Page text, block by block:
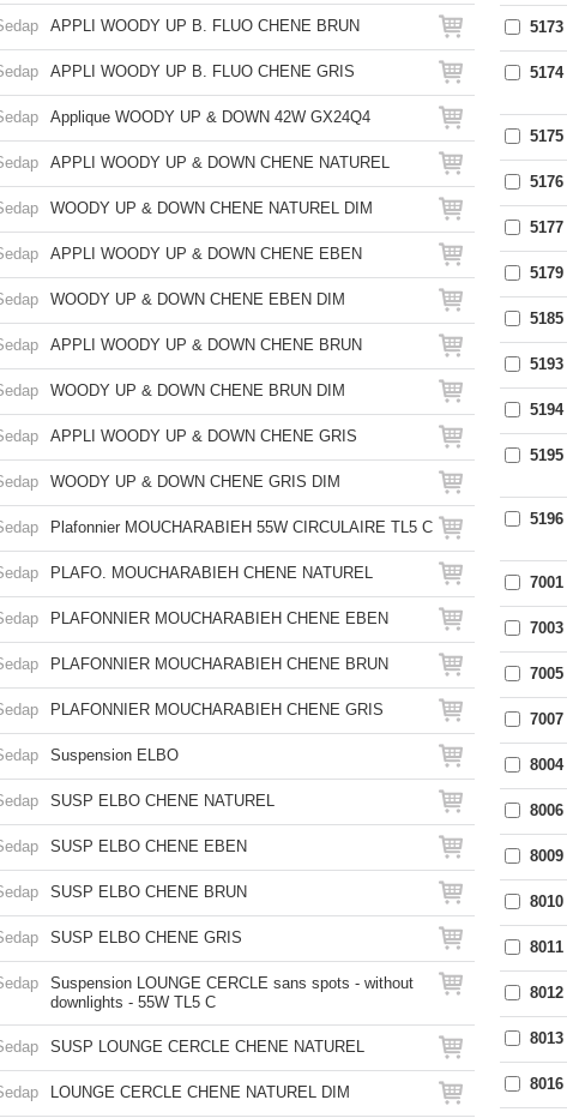
APPLI WOODY UP B. FLUO CHENE BRUN
APPLI WOODY UP B. FLUO CHENE GRIS
Applique WOODY UP & DOWN 42W GX24Q4
APPLI WOODY UP & DOWN CHENE NATUREL
WOODY UP & DOWN CHENE NATUREL DIM
APPLI WOODY UP & DOWN CHENE EBEN
WOODY UP & DOWN CHENE EBEN DIM
APPLI WOODY UP & DOWN CHENE BRUN
WOODY UP & DOWN CHENE BRUN DIM
APPLI WOODY UP & DOWN CHENE GRIS
WOODY UP & DOWN CHENE GRIS DIM
Plafonnier MOUCHARABIEH 55W CIRCULAIRE TL5 C
PLAFO. MOUCHARABIEH CHENE NATUREL
PLAFONNIER MOUCHARABIEH CHENE EBEN
PLAFONNIER MOUCHARABIEH CHENE BRUN
PLAFONNIER MOUCHARABIEH CHENE GRIS
Suspension ELBO
SUSP ELBO CHENE NATUREL
SUSP ELBO CHENE EBEN
SUSP ELBO CHENE BRUN
SUSP ELBO CHENE GRIS
Suspension LOUNGE CERCLE sans spots - without
downlights - 55W TL5 C
SUSP LOUNGE CERCLE CHENE NATUREL
LOUNGE CERCLE CHENE NATUREL DIM
5173
5174
5175
5176
5177
5179
5185
5193
5194
5195
5196
7001
7003
7005
7007
8004
8006
8009
8010
8011
8012
8013
8016